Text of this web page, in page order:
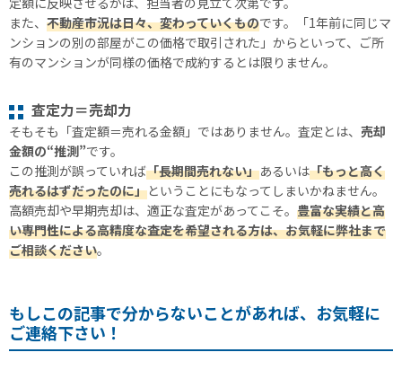
また、 不動産市況は日々、変わっていくものです。「1年前に同じマ
ンションの別の部屋がこの価格で取引された」からといって、ご所
有のマンションが同様の価格で成約するとは限りません。
査定力＝売却力
そもそも「査定額＝売れる金額」ではありません。査定とは、 売却
金額の“推測”です。
この推測が誤っていれば「長期間売れない」あるいは「もっと高く
売れるはずだったのに」ということにもなってしまいかねません。
高額売却や早期売却は、適正な査定があってこそ。 豊富な実績と高
い専門性による高精度な査定を希望される方は、お気軽に弊社まで
ご相談ください。
もしこの記事で分からないことがあれば、お気軽に
ご連絡下さい！